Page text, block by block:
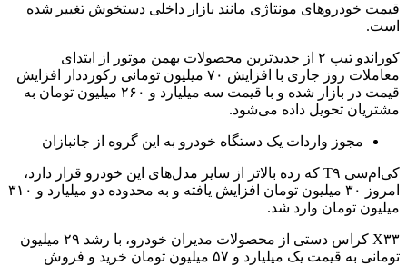
قیمت خودروهای مونتاژی مانند بازار داخلی دستخوش تغییر شده
است.
کوراندو تیپ ۲ از جدیدترین محصولات بهمن موتور از ابتدای
معاملات روز جاری با افزایش ۷۰ میلیون تومانی رکورددار افزایش
قیمت در بازار شده و با قیمت سه میلیارد و ۲۶۰ میلیون تومان به
مشتریان تحویل داده می‌شود.
مجوز واردات یک دستگاه خودرو به این گروه از جانبازان
کی‌ام‌سی T۹ که رده‌ بالاتر از سایر مدل‌های این خودرو قرار دارد،
امروز ۳۰ میلیون تومان افزایش یافته و به محدوده دو میلیارد و ۳۱۰
میلیون تومان وارد شد.
X۳۳ کراس دستی از محصولات مدیران خودرو، با رشد ۲۹ میلیون
تومانی به قیمت یک میلیارد و ۵۷ میلیون تومان خرید و فروش